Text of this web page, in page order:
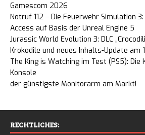
Gamescom 2026
Notruf 112 – Die Feuerwehr Simulation
Access auf Basis der Unreal Engine 5
Jurassic World Evolution 3: DLC
Krokodile und neues Inhalts-Update am
The King is Watching im Test (PS5):
Konsole
der günstigste Monitorarm am Markt!
RECHTLICHES: